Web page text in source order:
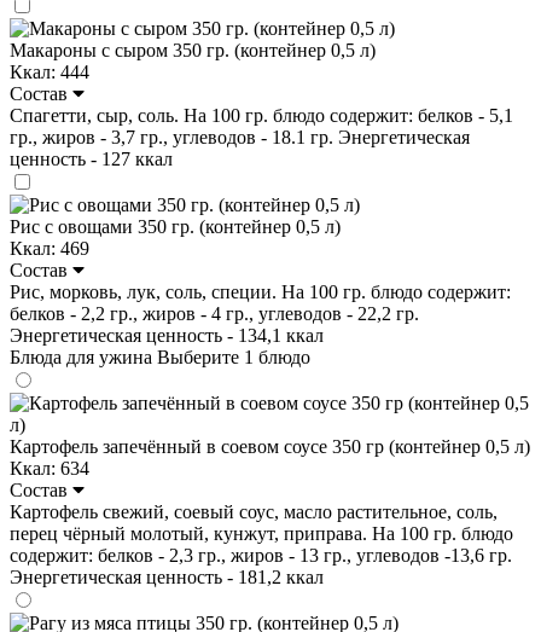
Макароны с сыром 350 гр. (контейнер 0,5 л)
Ккал: 444
Состав
Спагетти, сыр, соль. На 100 гр. блюдо содержит: белков - 5,1
гр., жиров - 3,7 гр., углеводов - 18.1 гр. Энергетическая
ценность - 127 ккал
Рис с овощами 350 гр. (контейнер 0,5 л)
Ккал: 469
Состав
Рис, морковь, лук, соль, специи. На 100 гр. блюдо содержит:
белков - 2,2 гр., жиров - 4 гр., углеводов - 22,2 гр.
Энергетическая ценность - 134,1 ккал
Блюда для ужина Выберите 1 блюдо
Картофель запечённый в соевом соусе 350 гр (контейнер 0,5 л)
Ккал: 634
Состав
Картофель свежий, соевый соус, масло растительное, соль,
перец чёрный молотый, кунжут, приправа. На 100 гр. блюдо
содержит: белков - 2,3 гр., жиров - 13 гр., углеводов -13,6 гр.
Энергетическая ценность - 181,2 ккал